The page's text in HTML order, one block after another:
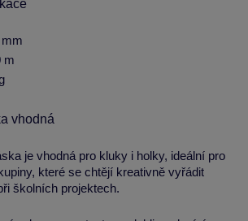
mm
m
vhodná
je vhodná pro kluky i holky, ideální pro
které se chtějí kreativně vyřádit
školních projektech.